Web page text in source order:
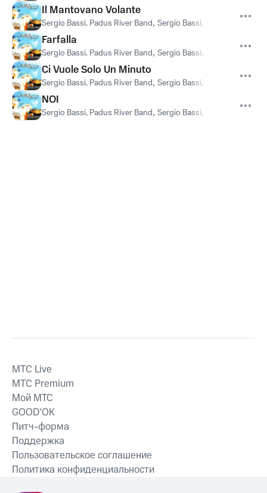
Il Mantovano Volante
Sergio Bassi, Padus River Band, Sergio Bassi,
Farfalla
Sergio Bassi, Padus River Band, Sergio Bassi,
Ci Vuole Solo Un Minuto
Sergio Bassi, Padus River Band, Sergio Bassi,
NOI
Sergio Bassi, Padus River Band, Sergio Bassi,
MTС Live
MTС Premium
Мой МТС
GOOD’OK
Питч-форма
Поддержка
Пользовательское соглашение
Политика конфиденциальности